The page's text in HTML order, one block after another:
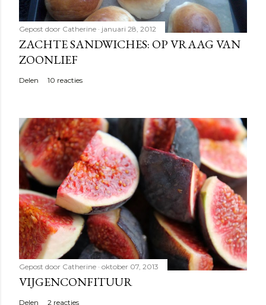
Gepost door Catherine januari 28, 2012
ZACHTE SANDWICHES: OP VRAAG VAN
ZOONLIEF
Delen 10 reacties
Gepost door Catherine oktober 07, 2013
VIJGENCONFITUUR
Delen 2 reacties